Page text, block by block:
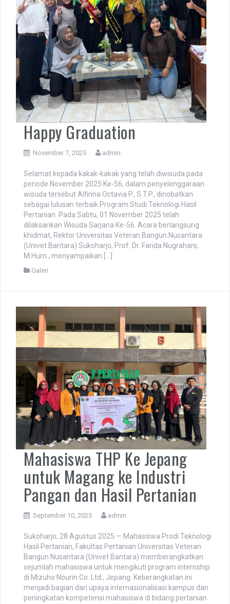
Happy Graduation
November 7, 2025 admin
Selamat kepada kakak-kakak yang telah diwisuda pada
periode November 2025 Ke-56, dalam penyelenggaraan
wisuda tersebut Alfinna Octavia P., S.T.P., dinobatkan
sebagai lulusan terbaik Program Studi Teknologi Hasil
Pertanian. Pada Sabtu, 01 November 2025 telah
M.Hum., menyampaikan […]
Galeri
Mahasiswa THP Ke Jepang
untuk Magang ke Industri
Pangan dan Hasil Pertanian
September 10, 2025 admin
Sukoharjo, 28 Agustus 2025 — Mahasiswa Prodi Teknologi
Hasil Pertanian, Fakultas Pertanian Universitas Veteran